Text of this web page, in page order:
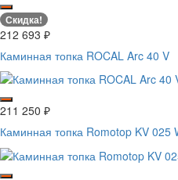
Скидка!
212 693 ₽
Каминная топка ROCAL Arc 40 V
211 250 ₽
Каминная топка Romotop KV 025